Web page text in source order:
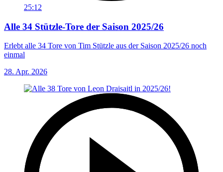
25:12
Alle 34 Stützle-Tore der Saison 2025/26
Erlebt alle 34 Tore von Tim Stützle aus der Saison 2025/26 noch
einmal
28. Apr. 2026